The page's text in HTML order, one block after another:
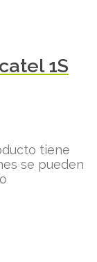
1S
tiene
se pueden